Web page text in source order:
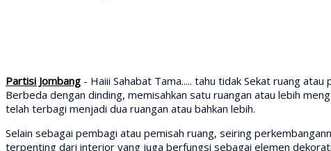
Partisi Jombang - Haiii Sahabat Tama..... tahu tidak Sekat ruang
Berbeda dengan dinding, memisahkan satu ruangan atau lebih
telah terbagi menjadi dua ruangan atau bahkan lebih.
Selain sebagai pembagi atau pemisah ruang, seiring
terpenting dari interior yang juga berfungsi sebagai elemen